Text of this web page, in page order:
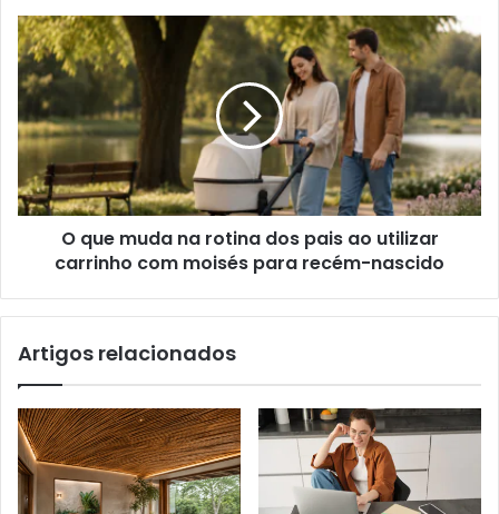
O que muda na rotina dos pais ao utilizar
carrinho com moisés para recém-nascido
Artigos relacionados